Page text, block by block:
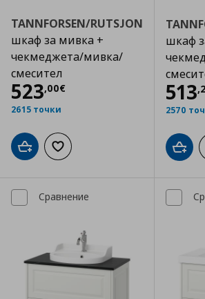
TANNFORSEN/RUTSJON
шкаф за мивка +
чекмеджета/мивка/
смесител
523,00€
Цена
2615 точки
Добави в кошницата
Добави към списъка с любими
шкаф
513,
2570
Сравнение